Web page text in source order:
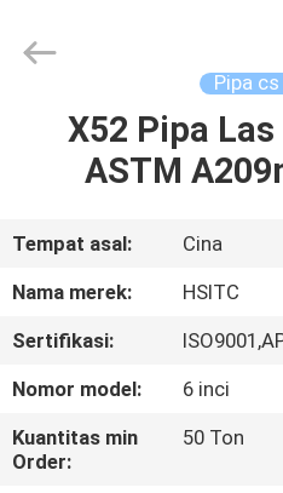
RUMAH
TENTANG
KAMI
TUR
PABRIK
Co.,Ltd.
Pipa
X52 Pipa
ASTM
Tempat asal:
Cina
Nama merek:
HSITC
Sertifikasi:
Nomor model:
6 inci
Kuantitas min
Order:
50 Ton